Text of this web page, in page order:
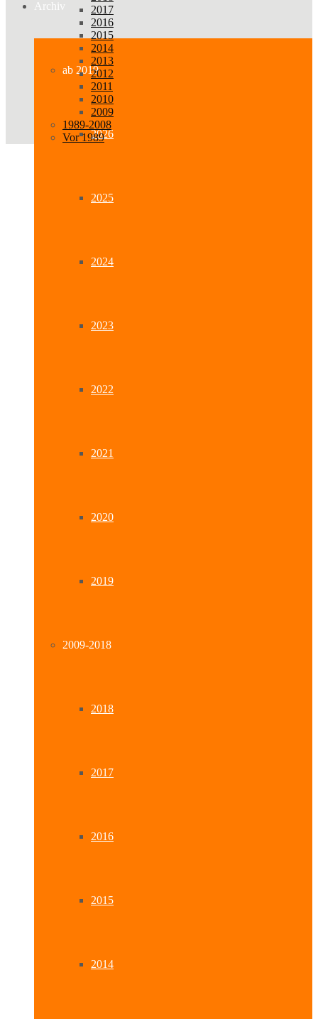
Archiv
ab 2019
2026
2025
2024
2023
2022
2021
2020
2019
2009-2018
2018
2017
2016
2015
2014
2017
2016
2015
2014
2013
2012
2011
2010
2009
1989-2008
Vor 1989